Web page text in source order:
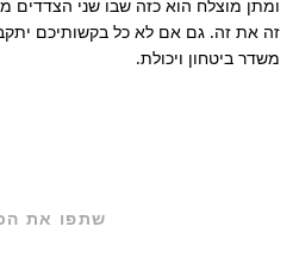
משדר ביטחון ויכולת.
שתפו את